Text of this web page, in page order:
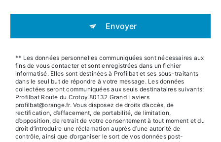
Envoyer
** Les données personnelles communiquées sont nécessaires aux
fins de vous contacter et sont enregistrées dans un fichier
informatisé. Elles sont destinées à Profilbat et ses sous-traitants
dans le seul but de répondre à votre message. Les données
collectées seront communiquées aux seuls destinataires suivants:
Profilbat Route du Crotoy 80132 Grand Laviers
profilbat@orange.fr. Vous disposez de droits d’accès, de
rectification, d’effacement, de portabilité, de limitation,
d’opposition, de retrait de votre consentement à tout moment et du
droit d’introduire une réclamation auprès d’une autorité de
contrôle, ainsi que d’organiser le sort de vos données post-